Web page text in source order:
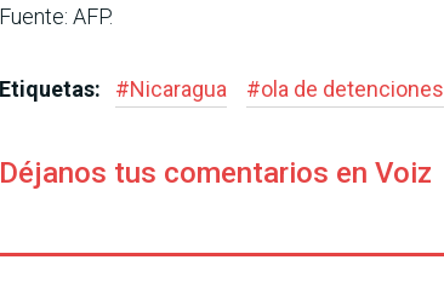
Fuente: AFP.
Etiquetas: #Nicaragua #ola de detenciones
Déjanos tus comentarios en Voiz